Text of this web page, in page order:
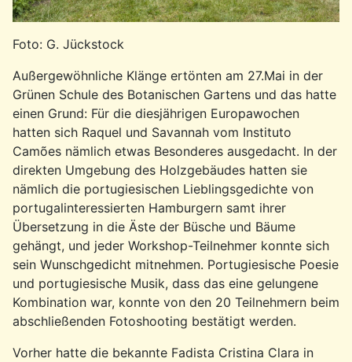
Foto: G. Jückstock
Außergewöhnliche Klänge ertönten am 27.Mai in der
Grünen Schule des Botanischen Gartens und das hatte
einen Grund: Für die diesjährigen Europawochen
hatten sich Raquel und Savannah vom Instituto
Camões nämlich etwas Besonderes ausgedacht. In der
direkten Umgebung des Holzgebäudes hatten sie
nämlich die portugiesischen Lieblingsgedichte von
portugalinteressierten Hamburgern samt ihrer
Übersetzung in die Äste der Büsche und Bäume
gehängt, und jeder Workshop-Teilnehmer konnte sich
sein Wunschgedicht mitnehmen. Portugiesische Poesie
und portugiesische Musik, dass das eine gelungene
Kombination war, konnte von den 20 Teilnehmern beim
abschließenden Fotoshooting bestätigt werden.
Vorher hatte die bekannte Fadista Cristina Clara in